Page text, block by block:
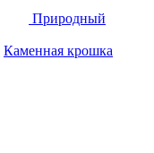
Природный
Каменная крошка